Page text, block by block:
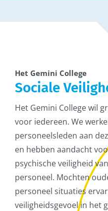
Het Gemini College
Sociale
Het Gemini College wil
voor iedereen. We
personeelsleden aan
en hebben aandacht
psychische veiligheid
personeel. Mochten
personeel situaties
veiligheidsgevoel in het